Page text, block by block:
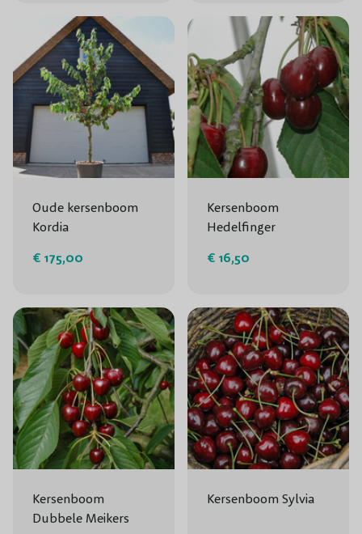
Oude kersenboom
Kordia
€ 175,00
Kersenboom
Hedelfinger
€ 16,50
Kersenboom
Dubbele Meikers
Kersenboom Sylvia